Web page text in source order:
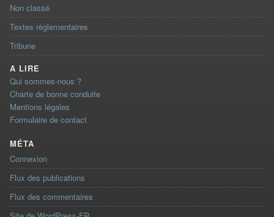
Non classé
Textes règlementaires
Tribune
A LIRE
Qui sommes-nous ?
Charte de bonne conduite
Mentions légales
Formulaire de contact
MÉTA
Connexion
Flux des publications
Flux des commentaires